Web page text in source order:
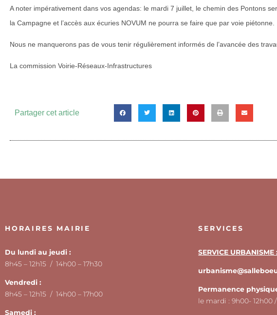
A noter impérativement dans vos agendas: le mardi 7 juillet, le chemin des Pontons
la Campagne et l’accès aux écuries NOVUM ne pourra se faire que par voie piétonne.
Nous ne manquerons pas de vous tenir régulièrement informés de l’avancée des
La commission Voirie-Réseaux-Infrastructures
Partager cet article
HORAIRES MAIRIE
Du lundi au jeudi :
8h45 – 12h15 / 14h00 – 17h30
Vendredi :
8h45 – 12h15 / 14h00 – 17h00
Samedi :
SERVICES
SERVICE URBANISME :
Permanence
le mardi : 9h00- 12h00